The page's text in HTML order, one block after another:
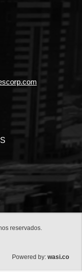
reservados.
Powered by: wasi.co